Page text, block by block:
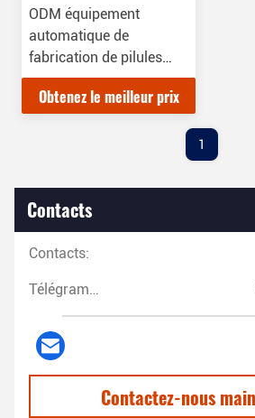
ODM équipement
automatique de
fabrication de pilules
pour la médecine à base
de plantes chinoise
Obtenez le meilleur prix
1
Contacts
Contacts:
Télégramme:
Contactez-nous